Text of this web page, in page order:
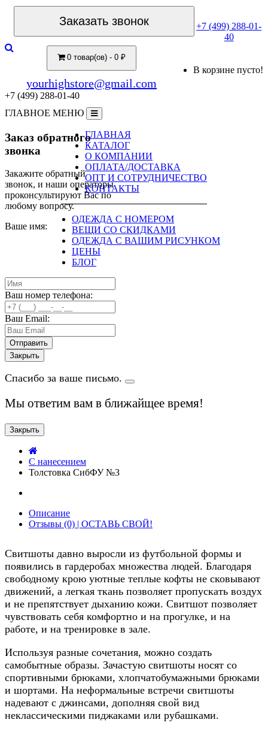
Заказать звонок
+7 (499) 288-01-
40
0 товар(ов) - 0 ₽
В корзине пусто!
yourhighstore@gmail.com
+7 (499) 288-01-40
ГЛАВНОЕ МЕНЮ
ГЛАВНАЯ
КАТАЛОГ
О КОМПАНИИ
ОПЛАТА/ДОСТАВКА
ОПТ И СОТРУДНИЧЕСТВО
КОНТАКТЫ
ОДЕЖДА С НОМЕРОМ
ВЕЩИ СО СКИДКАМИ
ОДЕЖДА С ВАШИМ РИСУНКОМ
ЦЕНЫ
БЛОГ
Заказ обратного
звонка
Закажите обратный
звонок, и наши операторы
проконсультируют Вас по
любому вопросу.
Ваше имя:
Ваш номер телефона:
Ваш Email:
Закрыть
Спасибо за ваше письмо.
Мы ответим вам в ближайщее время!
Закрыть
C нанесением
Толстовка СибФУ №3
Описание
Отзывы (0) | ОСТАВЬ СВОЙ!
Свитшоты давно выросли из футбольной формы и
появились в гардеробах множества людей. Благодаря
свободному крою уютные теплые кофты не сковывают
движений, а легкая ткань позволяет пропускать воздух
и не препятствует дыханию кожи. Свитшот позволяет
чувствовать себя комфортно и на прогулке, и на
работе, и на тренировке в зале.
Используя разные сочетания, можно создать
самобытные образы. Зачастую свитшоты носят со
спортивными брюками, хлопчатобумажными брюками
и шортами. На неформальные встречи свитшоты
надевают с джинсами, дополняя свой вид
неклассическими пиджаками или рубашками.